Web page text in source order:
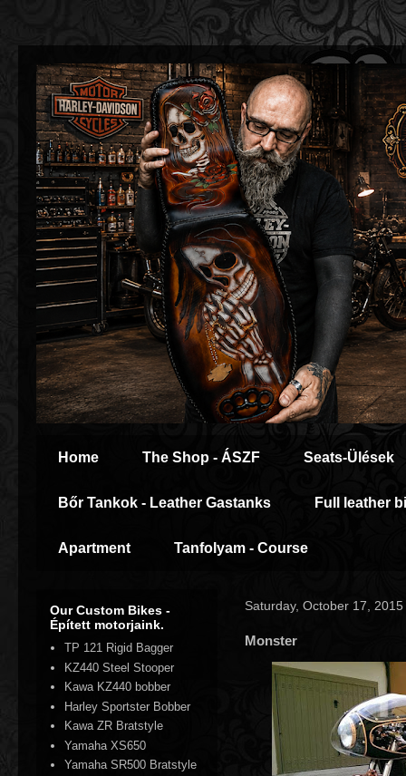
Home The Shop - ÁSZF Seats-Ülések
Bőr Tankok - Leather Gastanks Full leather
Apartment Tanfolyam - Course
Saturday, October 17, 2015
Monster
Our Custom Bikes -
Épített motorjaink.
TP 121 Rigid Bagger
KZ440 Steel Stooper
Kawa KZ440 bobber
Harley Sportster Bobber
Kawa ZR Bratstyle
Yamaha XS650
Yamaha SR500 Bratstyle